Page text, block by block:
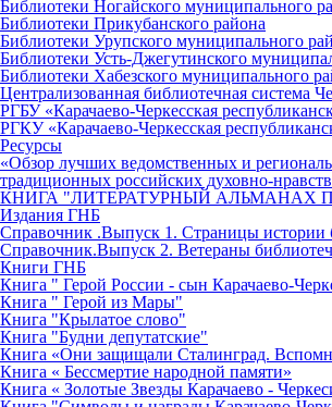
Библиотеки Ногайского муниципального
Библиотеки Прикубанского района
Библиотеки Урупского муниципального
Библиотеки Усть-Джегутинского
Библиотеки Хабезского муниципального
Централизованная библиотечная система
РГБУ «Карачаево-Черкесская
РГКУ «Карачаево-Черкесская
Ресурсы
«Обзор лучших ведомственных и
традиционных российских духовно-
КНИГА "ЛИТЕРАТУРНЫЙ АЛЬМАНАХ
Издания ГНБ
Справочник .Выпуск 1. Страницы истории
Справочник.Выпуск 2. Ветераны
Книги ГНБ
Книга " Герой России - сын Карачаево-
Книга " Герой из Мары"
Книга "Крылатое слово"
Книга "Будни депутатские"
Книга «Они защищали Сталинград.
Книга « Бессмертие народной памяти»
Книга « Золотые Звезды Карачаево -